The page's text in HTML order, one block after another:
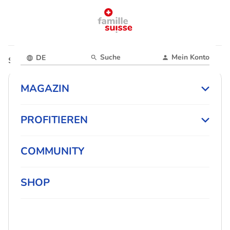
DE Suche Mein Konto
MAGAZIN
PROFITIEREN
COMMUNITY
SHOP
Startseite Magazin Freizeit